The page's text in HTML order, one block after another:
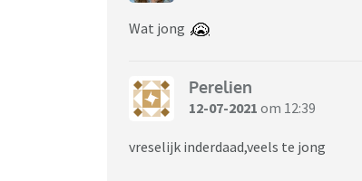
Wat jong
Perelien
12-07-2021 om 12:39
vreselijk inderdaad,veels te jong